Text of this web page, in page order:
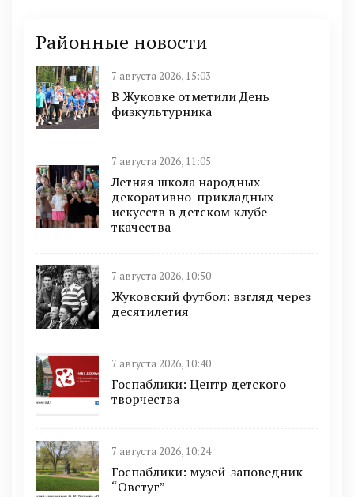
Районные новости
7 августа 2026, 15:03
В Жуковке отметили День
физкультурника
7 августа 2026, 11:05
Летняя школа народных
декоративно-прикладных
искусств в детском клубе
ткачества
7 августа 2026, 10:50
Жуковский футбол: взгляд через
десятилетия
7 августа 2026, 10:40
Госпаблики: Центр детского
творчества
7 августа 2026, 10:24
Госпаблики: музей-заповедник
“Овстуг”